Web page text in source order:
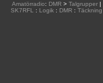
Amatörradio: DMR> Talgrupper|
SK7RFL
: Logik : DMR : Täckning